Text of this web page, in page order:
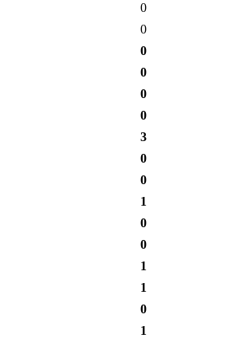
0
0
0
0
0
0
3
0
0
1
0
0
1
1
0
1